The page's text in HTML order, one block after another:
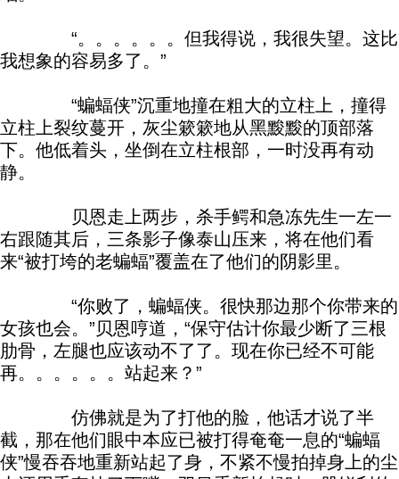
“。。。。。。但我得说，我很失望。这比
我想象的容易多了。”
“蝙蝠侠”沉重地撞在粗大的立柱上，撞得
立柱上裂纹蔓开，灰尘簌簌地从黑黢黢的顶部落
下。他低着头，坐倒在立柱根部，一时没再有动
静。
贝恩走上两步，杀手鳄和急冻先生一左一
右跟随其后，三条影子像泰山压来，将在他们看
来“被打垮的老蝙蝠”覆盖在了他们的阴影里。
“你败了，蝙蝠侠。很快那边那个你带来的
女孩也会。”贝恩哼道，“保守估计你最少断了三根
肋骨，左腿也应该动不了了。现在你已经不可能
再。。。。。。站起来？”
仿佛就是为了打他的脸，他话才说了半
截，那在他们眼中本应已被打得奄奄一息的“蝙蝠
侠”慢吞吞地重新站起了身，不紧不慢拍掉身上的尘